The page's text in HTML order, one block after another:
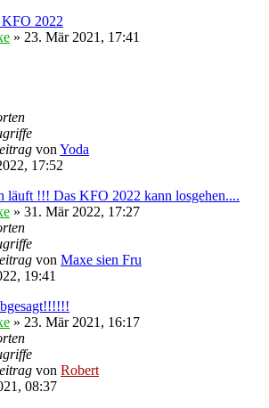
KFO 2022
» 23. Mär 2021, 17:41
von Yoda
17:52
läuft !!! Das KFO 2022 kann losgehen....
» 31. Mär 2022, 17:27
von Maxe sien Fru
19:41
» 23. Mär 2021, 16:17
von Robert
08:37